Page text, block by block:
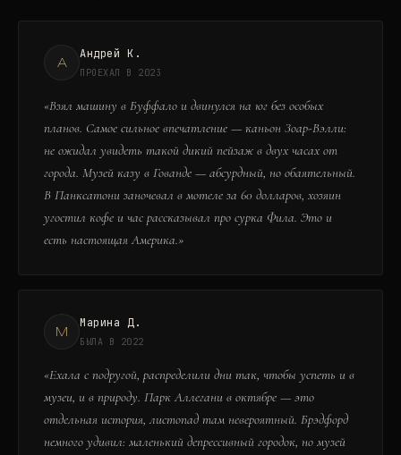
А
Андрей К.
ПРОЕХАЛ В 2023
«Взял машину в Буффало и двинулся на юг без особых
планов. Самое сильное впечатление — каньон Зоар-Вэлли:
не ожидал увидеть такой дикий пейзаж в двух часах от
города. Музей казу в Гованде — абсурдный, но обаятельный.
В Панксатони заночевал в мотеле за 60 долларов, хозяин
угостил кофе и час рассказывал про сурка Фила. Это и
есть настоящая Америка.»
М
Марина Д.
БЫЛА В 2022
«Ехала с подругой, распределили дни так, чтобы успеть и в
музеи, и в природу. Парк Аллегани в октябре — это
отдельная история, листопад там невероятный. Брэдфорд
немного удивил: маленький депрессивный городок, но музей